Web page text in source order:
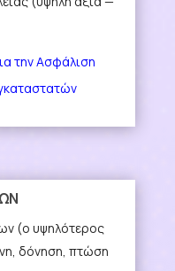
την Ασφάλιση
(ο υψηλότερος
δόνηση, πτώση